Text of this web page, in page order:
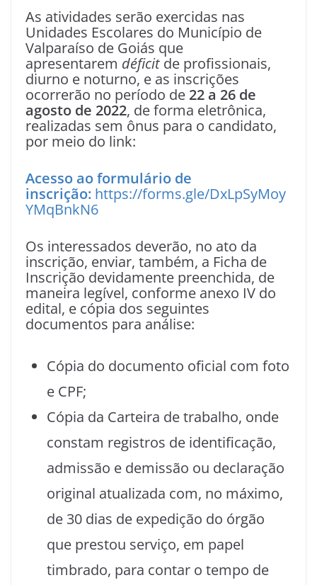
As atividades serão exercidas nas
Unidades Escolares do Município de
Valparaíso de Goiás que
apresentarem déficit de profissionais,
diurno e noturno, e as inscrições
ocorrerão no período de 22 a 26 de
agosto de 2022, de forma eletrônica,
realizadas sem ônus para o candidato,
por meio do link:
Acesso ao formulário de
inscrição: https://forms.gle/DxLpSyMoy
YMqBnkN6
Os interessados deverão, no ato da
inscrição, enviar, também, a Ficha de
Inscrição devidamente preenchida, de
maneira legível, conforme anexo IV do
edital, e cópia dos seguintes
documentos para análise:
Cópia do documento oficial com foto
e CPF;
Cópia da Carteira de trabalho, onde
constam registros de identificação,
admissão e demissão ou declaração
original atualizada com, no máximo,
de 30 dias de expedição do órgão
que prestou serviço, em papel
timbrado, para contar o tempo de